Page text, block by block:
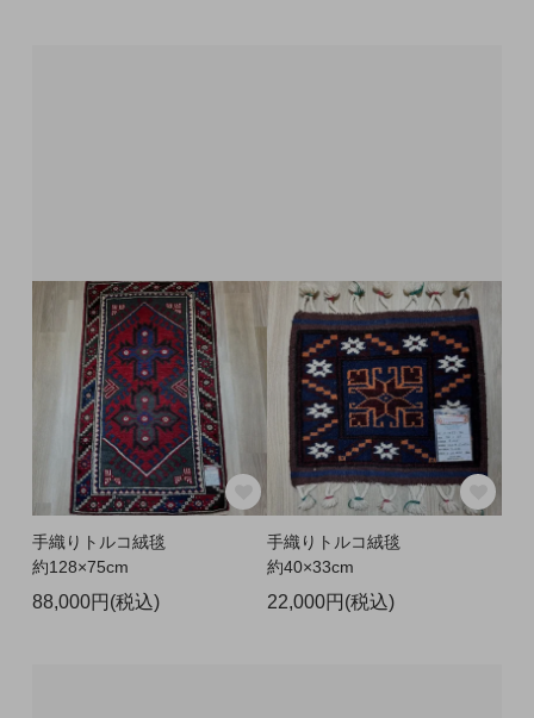
手織りトルコ絨毯
約128×75cm
88,000円(税込)
手織りトルコ絨毯
約40×33cm
22,000円(税込)